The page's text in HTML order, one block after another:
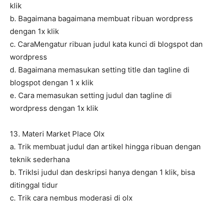
klik
b. Bagaimana bagaimana membuat ribuan wordpress
dengan 1x klik
c. CaraMengatur ribuan judul kata kunci di blogspot dan
wordpress
d. Bagaimana memasukan setting title dan tagline di
blogspot dengan 1 x klik
e. Cara memasukan setting judul dan tagline di
wordpress dengan 1x klik
13. Materi Market Place Olx
a. Trik membuat judul dan artikel hingga ribuan dengan
teknik sederhana
b. TrikIsi judul dan deskripsi hanya dengan 1 klik, bisa
ditinggal tidur
c. Trik cara nembus moderasi di olx